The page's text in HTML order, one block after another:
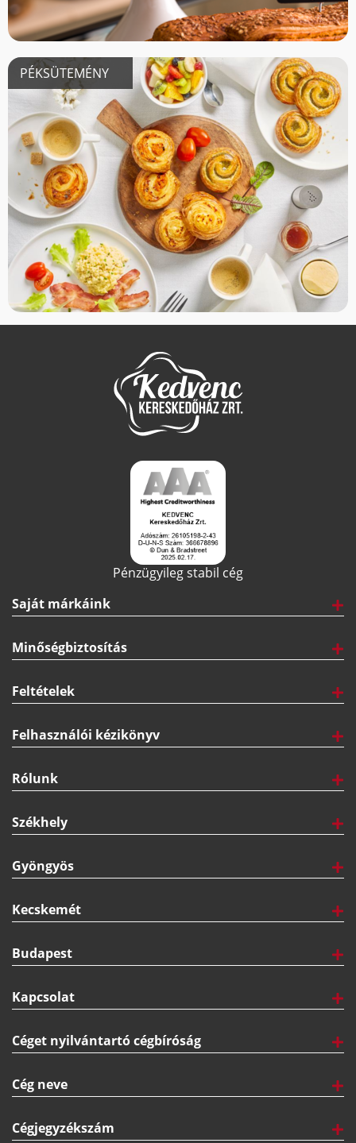
PÉKSÜTEMÉNY
Pénzügyileg stabil cég
Saját márkáink
Minőségbiztosítás
Feltételek
Felhasználói kézikönyv
Rólunk
Székhely
Gyöngyös
Kecskemét
Budapest
Kapcsolat
Céget nyilvántartó cégbíróság
Cég neve
Cégjegyzékszám